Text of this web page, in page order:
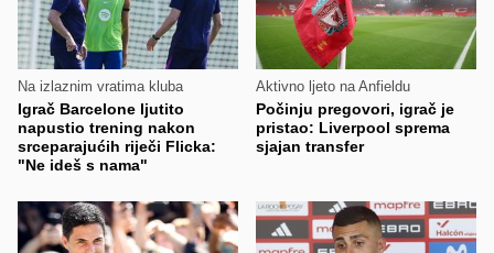
Na izlaznim vratima kluba
Igrač Barcelone ljutito
napustio trening nakon
srceparajućih riječi Flicka:
"Ne ideš s nama"
Aktivno ljeto na Anfieldu
Počinju pregovori, igrač je
pristao: Liverpool sprema
sjajan transfer